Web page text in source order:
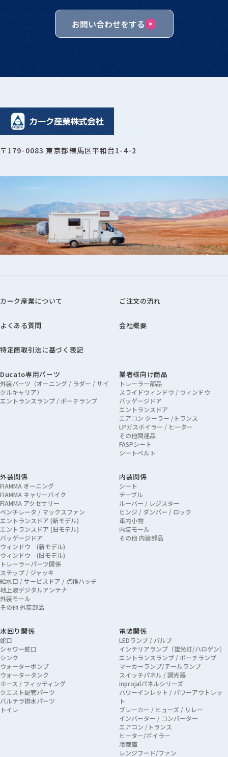
お問い合わせをする
〒179-0083 東京都練馬区平和台1-4-2
カーク産業について ご注文の流れ
よくある質問 会社概要
特定商取引法に基づく表記
Ducato専用パーツ
外装パーツ（オーニング / ラダー / サイ
クルキャリア）
エントランスランプ / ポーチランプ
業者様向け商品
トレーラー部品
スライドウィンドウ / ウィンドウ
バッゲージドア
エントランスドア
エアコン クーラー /トランス
LPガスボイラー / ヒーター
その他関連品
FASPシート
シートベルト
外装関係
FIAMMA オーニング
FIAMMA キャリーバイク
FIAMMA アクセサリー
ベンチレータ / マックスファン
エントランスドア (新モデル)
エントランスドア (旧モデル)
バッゲージドア
ウィンドウ (新モデル)
ウィンドウ (旧モデル)
トレーラーパーツ関係
ステップ / ジャッキ
給水口 / サービスドア / 点検ハッチ
地上波デジタルアンテナ
外装モール
その他 外装部品
内装関係
シート
テーブル
ルーバー / レジスター
ヒンジ / ダンパー / ロック
車内小物
内装モール
その他 内装部品
水回り関係
蛇口
シャワー蛇口
シンク
ウォーターポンプ
ウォータータンク
ホース / フィッティング
クエスト配管パーツ
バルテラ排水パーツ
トイレ
電装関係
LEDランプ / バルブ
インテリアランプ（蛍光灯/ハロゲン）
エントランスランプ / ポーチランプ
マーカーランプ/テールランプ
スイッチパネル / 調光器
inprojalパネルシリーズ
パワーインレット / パワーアウトレッ
ト
ブレーカー / ヒューズ / リレー
インバーター / コンバーター
エアコン /トランス
ヒーター/ボイラー
冷蔵庫
レンジフード/ファン